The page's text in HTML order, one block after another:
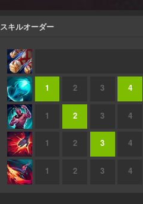
スキルオーダー
1 2 3 4
1 2 3 4
1 2 3 4
1 2 3 4